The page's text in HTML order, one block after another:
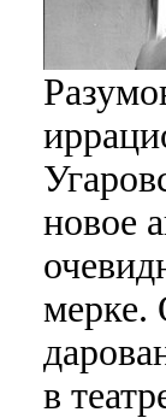
новое
мерке.
в